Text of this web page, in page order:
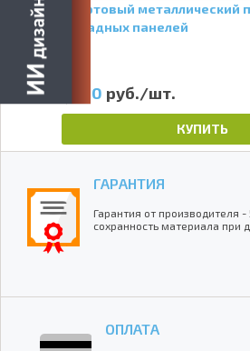
Стартовый металлический
фасадных панелей
220 руб./шт.
КУПИТЬ
ГАРАНТИЯ
Гарантия от производителя
сохранность материала при
ОПЛАТА